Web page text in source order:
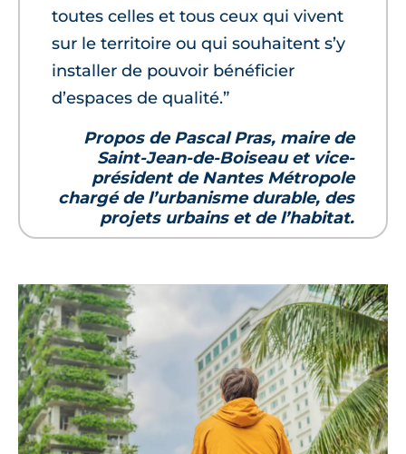
toutes celles et tous ceux qui vivent
sur le territoire ou qui souhaitent s’y
installer de pouvoir bénéficier
d’espaces de qualité.”
Propos de Pascal Pras, maire de
Saint-Jean-de-Boiseau et vice-
président de Nantes Métropole
chargé de l’urbanisme durable, des
projets urbains et de l’habitat.